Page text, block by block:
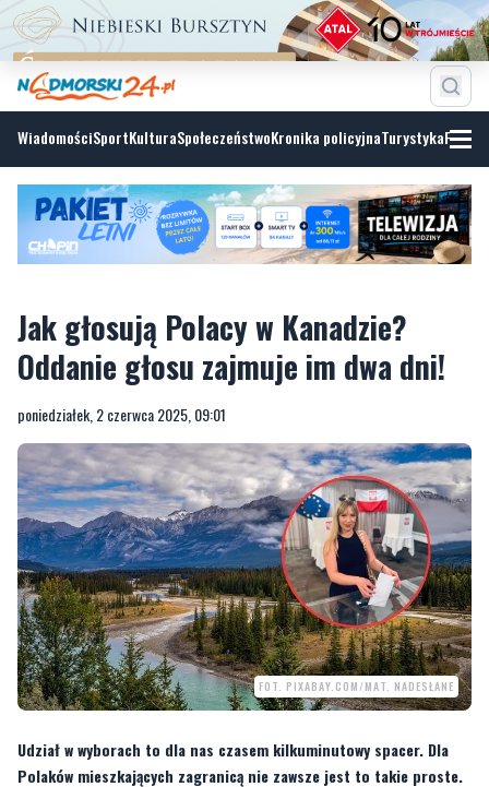
WiadomościSportKulturaSpołeczeństwoKronika policyjnaTurystyka
Jak głosują Polacy w Kanadzie?
poniedziałek, 2 czerwca 2025, 09:01
FOT. PIXABAY.COM/MAT. NADESŁANE
Udział w wyborach to dla nas czasem kilkuminutowy spacer. Dla
Polaków mieszkających zagranicą nie zawsze jest to takie proste.
Wiesia i Szymon Heyka, od ośmiu lat mieszkający w Kanadzie.
Polacy mieszkający w Kanadzie mieli możliwość oddania głosu w wyborach